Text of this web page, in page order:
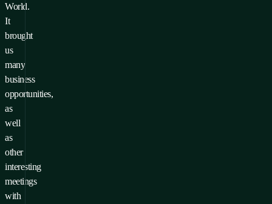
World.
It
brought
us
many
business
opportunities,
as
well
as
other
interesting
meetings
with